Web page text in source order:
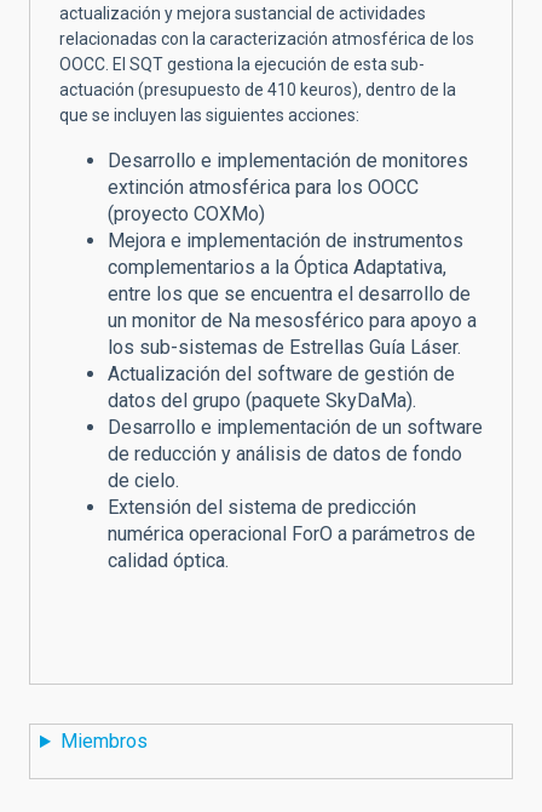
actualización y mejora sustancial de actividades
relacionadas con la caracterización atmosférica de los
OOCC. El SQT gestiona la ejecución de esta sub-
actuación (presupuesto de 410 keuros), dentro de la
que se incluyen las siguientes acciones:
Desarrollo e implementación de monitores
extinción atmosférica para los OOCC
(proyecto COXMo)
Mejora e implementación de instrumentos
complementarios a la Óptica Adaptativa,
entre los que se encuentra el desarrollo de
un monitor de Na mesosférico para apoyo a
los sub-sistemas de Estrellas Guía Láser.
Actualización del software de gestión de
datos del grupo (paquete SkyDaMa).
Desarrollo e implementación de un software
de reducción y análisis de datos de fondo
de cielo.
Extensión del sistema de predicción
numérica operacional ForO a parámetros de
calidad óptica.
Miembros